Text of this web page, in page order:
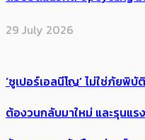
29 July 2026
‘ซูเปอร์เอลนีโญ’ ไม่ใช่ภัยพิ
ต้อง​วนกลับมาใหม่ และรุนแ